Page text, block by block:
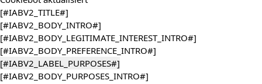
[#IABV2_TITLE#]
[#IABV2_BODY_INTRO#]
[#IABV2_BODY_LEGITIMATE_INTEREST_INTRO#]
[#IABV2_BODY_PREFERENCE_INTRO#]
[#IABV2_LABEL_PURPOSES#]
[#IABV2_BODY_PURPOSES_INTRO#]